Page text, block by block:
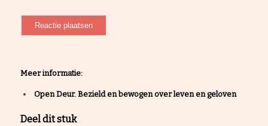
Meer informatie:
Open Deur. Bezield en bewogen over leven en geloven
Deel dit stuk